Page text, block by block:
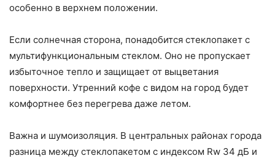
особенно в верхнем положении.
Если солнечная сторона, понадобится стеклопакет с
мультифункциональным стеклом. Оно не пропускает
избыточное тепло и защищает от выцветания
поверхности. Утренний кофе с видом на город будет
комфортнее без перегрева даже летом.
Важна и шумоизоляция. В центральных районах города
разница между стеклопакетом с индексом Rw 34 дБ и